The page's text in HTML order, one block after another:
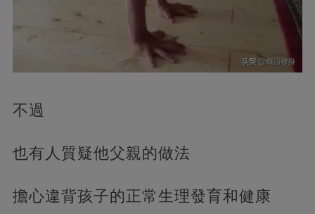
不過
也有人質疑他父親的做法
擔心違背孩子的正常生理發育和健康